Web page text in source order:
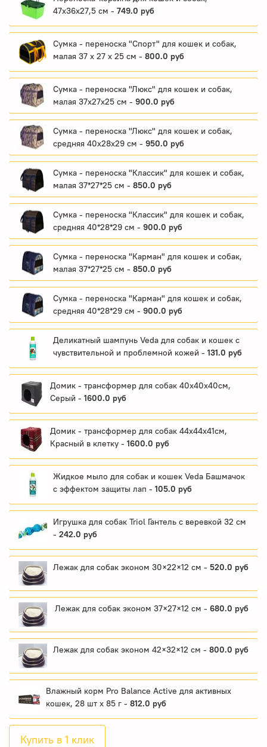
47х36х27,5 см - 749.0 руб
Сумка - переноска "Спорт" для кошек и собак,
малая 37 х 27 х 25 см - 800.0 руб
Сумка - переноска "Люкс" для кошек и собак,
малая 37х27х25 см - 900.0 руб
Сумка - переноска "Люкс" для кошек и собак,
средняя 40х28х29 см - 950.0 руб
Сумка - переноска "Классик" для кошек и собак,
малая 37*27*25 см - 850.0 руб
Сумка - переноска "Классик" для кошек и собак,
средняя 40*28*29 см - 900.0 руб
Сумка - переноска "Карман" для кошек и собак,
малая 37*27*25 см - 850.0 руб
Сумка - переноска "Карман" для кошек и собак,
средняя 40*28*29 см - 900.0 руб
Деликатный шампунь Veda для собак и кошек с
чувствительной и проблемной кожей - 131.0 руб
Домик - трансформер для собак 40х40х40см,
Серый - 1600.0 руб
Домик - трансформер для собак 44х44х41см,
Красный в клетку - 1600.0 руб
Жидкое мыло для собак и кошек Veda Башмачок
с эффектом защиты лап - 105.0 руб
Игрушка для собак Triol Гантель с веревкой 32 см
- 242.0 руб
Лежак для собак эконом 30×22×12 см - 520.0 руб
Лежак для собак эконом 37×27×12 см - 680.0 руб
Лежак для собак эконом 42×32×12 см - 800.0 руб
Влажный корм Pro Balance Active для активных
кошек, 28 шт x 85 г - 812.0 руб
Купить в 1 клик